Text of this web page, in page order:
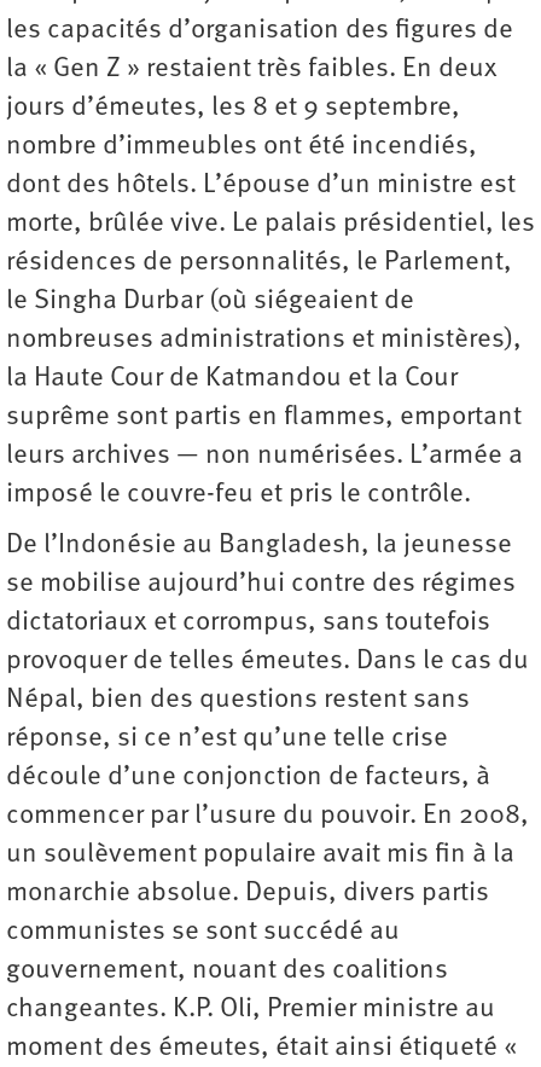
les capacités d’organisation des figures de
la « Gen Z » restaient très faibles. En deux
jours d’émeutes, les 8 et 9 septembre,
nombre d’immeubles ont été incendiés,
dont des hôtels. L’épouse d’un ministre est
morte, brûlée vive. Le palais présidentiel, les
résidences de personnalités, le Parlement,
le Singha Durbar (où siégeaient de
nombreuses administrations et ministères),
la Haute Cour de Katmandou et la Cour
suprême sont partis en flammes, emportant
leurs archives — non numérisées. L’armée a
imposé le couvre-feu et pris le contrôle.
De l’Indonésie au Bangladesh, la jeunesse
se mobilise aujourd’hui contre des régimes
dictatoriaux et corrompus, sans toutefois
provoquer de telles émeutes. Dans le cas du
Népal, bien des questions restent sans
réponse, si ce n’est qu’une telle crise
découle d’une conjonction de facteurs, à
commencer par l’usure du pouvoir. En 2008,
un soulèvement populaire avait mis fin à la
monarchie absolue. Depuis, divers partis
communistes se sont succédé au
gouvernement, nouant des coalitions
changeantes. K.P. Oli, Premier ministre au
moment des émeutes, était ainsi étiqueté «